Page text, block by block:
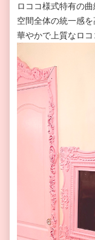
ロココ様式特有の
空間全体の統一感を
華やかで上質なロコ